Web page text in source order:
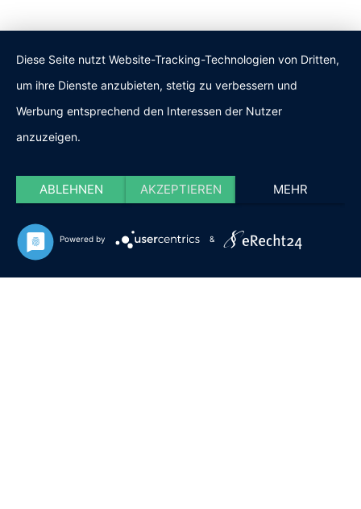
Diese Seite nutzt Website-Tracking-Technologien von Dritten,
um ihre Dienste anzubieten, stetig zu verbessern und
Werbung entsprechend den Interessen der Nutzer
anzuzeigen.
ABLEHNEN AKZEPTIEREN MEHR
Powered by &